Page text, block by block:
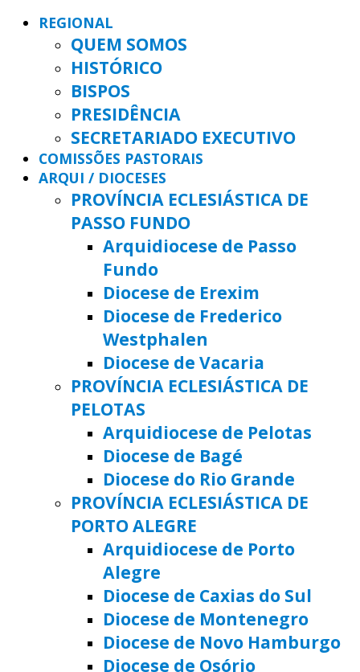
REGIONAL
QUEM SOMOS
HISTÓRICO
BISPOS
PRESIDÊNCIA
SECRETARIADO EXECUTIVO
COMISSÕES PASTORAIS
ARQUI / DIOCESES
PROVÍNCIA ECLESIÁSTICA DE
PASSO FUNDO
Arquidiocese de Passo
Fundo
Diocese de Erexim
Diocese de Frederico
Westphalen
Diocese de Vacaria
PROVÍNCIA ECLESIÁSTICA DE
PELOTAS
Arquidiocese de Pelotas
Diocese de Bagé
Diocese do Rio Grande
PROVÍNCIA ECLESIÁSTICA DE
PORTO ALEGRE
Arquidiocese de Porto
Alegre
Diocese de Caxias do Sul
Diocese de Montenegro
Diocese de Novo Hamburgo
Diocese de Osório